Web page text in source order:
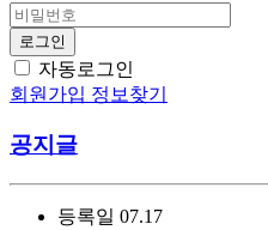
로그인
자동로그인
회원가입 정보찾기
공지글
등록일 07.17